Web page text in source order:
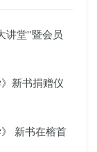
讲堂”暨会员
新书捐赠仪
新书在榕首